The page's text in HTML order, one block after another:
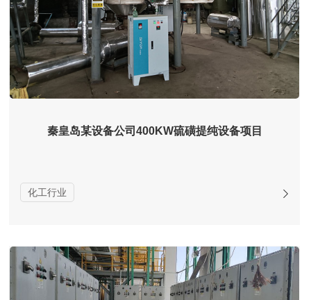
秦皇岛某设备公司400KW硫磺提纯设备项目
化工行业